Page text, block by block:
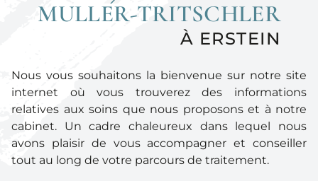
Contact
03 88 98 60 88
RDV EN LIGNE
CONTACTEZ-NOUS
MULLER-TRITSCHLER
À ERSTEIN
Nous vous souhaitons la bienvenue sur notre site
internet où vous trouverez des informations
relatives aux soins que nous proposons et à notre
cabinet. Un cadre chaleureux dans lequel nous
avons plaisir de vous accompagner et conseiller
tout au long de votre parcours de traitement.